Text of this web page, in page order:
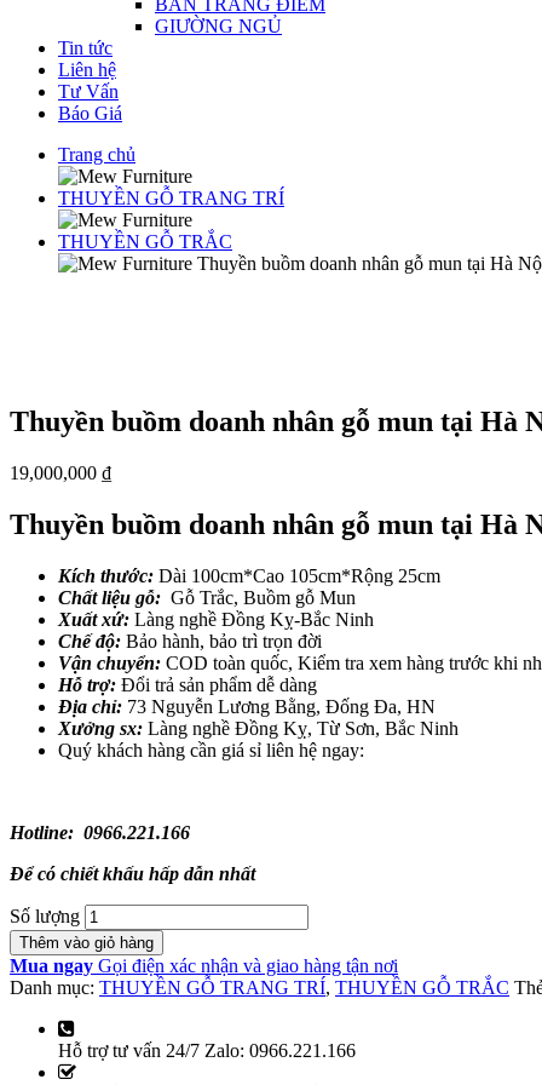
BÀN TRANG ĐIỂM
GIƯỜNG NGỦ
Tin tức
Liên hệ
Tư Vấn
Báo Giá
Trang chủ
THUYỀN GỖ TRANG TRÍ
THUYỀN GỖ TRẮC
Thuyền buồm doanh nhân gỗ mun tại Hà
Thuyền buồm doanh nhân gỗ mun tại Hà
19,000,000 ₫
Thuyền buồm doanh nhân gỗ mun tại Hà
Kích thước: Dài 100cm*Cao 105cm*Rộng 25cm
Chất liệu gỗ: Gỗ Trắc, Buồm gỗ Mun
Xuất xứ: Làng nghề Đồng Kỵ-Bắc Ninh
Chế độ: Bảo hành, bảo trì trọn đời
Vận chuyển: COD toàn quốc, Kiểm tra xem hàng trước khi
Hỗ trợ: Đổi trả sản phẩm dễ dàng
Địa chỉ: 73 Nguyễn Lương Bằng, Đống Đa, HN
Xưởng sx: Làng nghề Đồng Kỵ, Từ Sơn, Bắc Ninh
Quý khách hàng cần giá sỉ liên hệ ngay:
Hotline: 0966.221.166
Để có chiết khấu hấp dẫn nhất
Số lượng
Thêm vào giỏ hàng
Mua ngay Gọi điện xác nhận và giao hàng tận nơi
Danh mục: THUYỀN GỖ TRANG TRÍ, THUYỀN GỖ TRẮC
Hỗ trợ tư vấn 24/7 Zalo: 0966.221.166